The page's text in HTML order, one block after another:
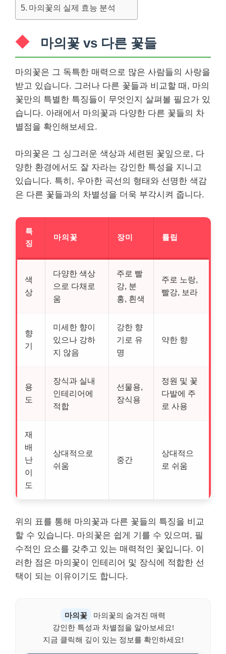
마의꽃의 실제 효능 분석
마의꽃 vs 다른 꽃들
마의꽃은 그 독특한 매력으로 많은 사람들의 사랑을
받고 있습니다. 그러나 다른 꽃들과 비교할 때, 마의
꽃만의 특별한 특징들이 무엇인지 살펴볼 필요가 있
습니다. 아래에서 마의꽃과 다양한 다른 꽃들의 차
별점을 확인해보세요.
마의꽃은 그 싱그러운 색상과 세련된 꽃잎으로, 다
양한 환경에서도 잘 자라는 강인한 특성을 지니고
있습니다. 특히, 우아한 곡선의 형태와 선명한 색감
은 다른 꽃들과의 차별성을 더욱 부각시켜 줍니다.
특
징
마의꽃 장미 튤립
색
상
다양한 색상
으로 다채로
움
주로 빨
강, 분
홍, 흰색
주로 노랑,
빨강, 보라
향
기
미세한 향이
있으나 강하
지 않음
강한 향
기로 유
명
약한 향
용
도
장식과 실내
인테리어에
적합
선물용,
장식용
정원 및 꽃
다발에 주
로 사용
재
배
난
이
도
상대적으로
쉬움
중간
상대적으
로 쉬움
위의 표를 통해 마의꽃과 다른 꽃들의 특징을 비교
할 수 있습니다. 마의꽃은 쉽게 기를 수 있으며, 필
수적인 요소를 갖추고 있는 매력적인 꽃입니다. 이
러한 점은 마의꽃이 인테리어 및 장식에 적합한 선
택이 되는 이유이기도 합니다.
마의꽃
마의꽃의 숨겨진 매력
강인한 특성과 차별점을 알아보세요!
지금 클릭해 깊이 있는 정보를 확인하세요!